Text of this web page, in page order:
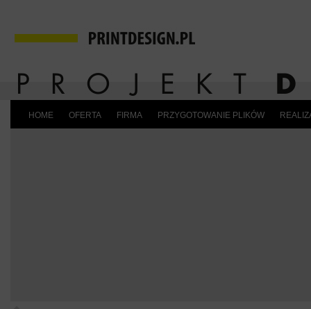
HOME OFERTA FIRMA PRZYGOTOWANIE PLIKÓW